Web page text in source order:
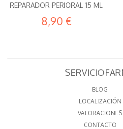
REPARADOR PERIORAL 15 ML
8,90 €
BLOG
LOCALIZACIÓN
VALORACIONES
CONTACTO